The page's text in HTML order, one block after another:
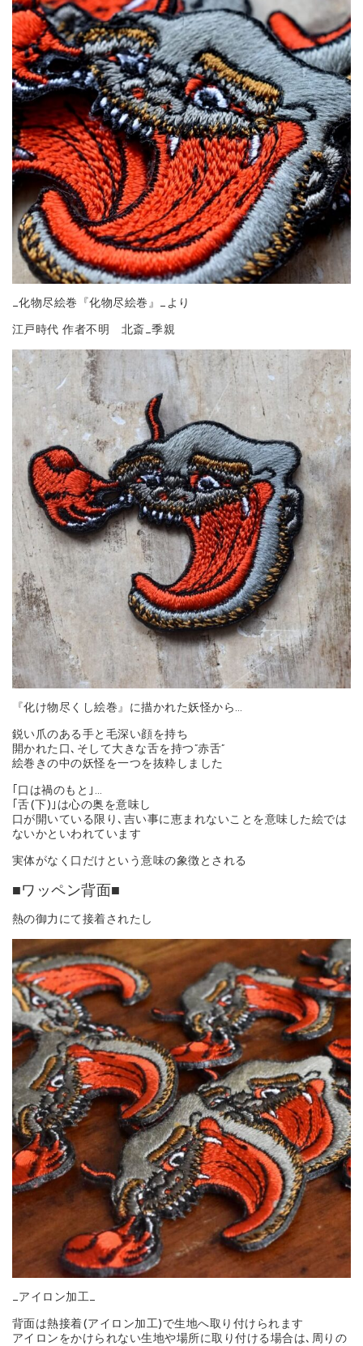
_化物尽絵巻『化物尽絵巻』_より
江戸時代 作者不明 北斎_季親
『化け物尽くし絵巻』に描かれた妖怪から…
鋭い爪のある手と毛深い顔を持ち
開かれた口､そして大きな舌を持つ”赤舌”
絵巻きの中の妖怪を一つを抜粋しました
｢口は禍のもと｣…
｢舌(下)｣は心の奥を意味し
口が開いている限り､吉い事に恵まれないことを意味した絵では
ないかといわれています
実体がなく口だけという意味の象徴とされる
■ワッペン背面■
熱の御力にて接着されたし
_アイロン加工_
背面は熱接着(アイロン加工)で生地へ取り付けられます
アイロンをかけられない生地や場所に取り付ける場合は､周りの